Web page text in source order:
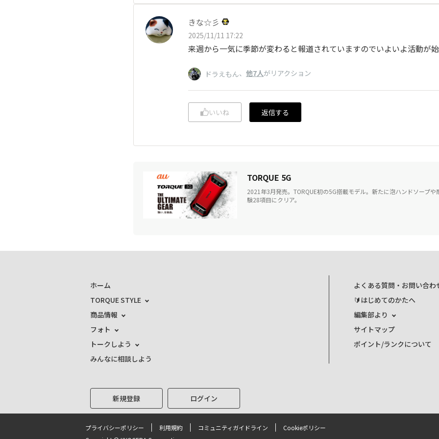
きな☆彡
2025/11/11 17:22
来週から一気に季節が変わると報道されていますのでいよいよ活動が
ドラえもん、 他7人がリアクション
いいね 返信する
TORQUE 5G
2021年3月発売。TORQUE初の5G搭載モデル。新たに泡ハンドソープ
験28項目にクリア。
ホーム
TORQUE STYLE
商品情報
フォト
トークしよう
みんなに相談しよう
よくある質問・お問い合わ
🔰はじめてのかたへ
編集部より
サイトマップ
ポイント/ランクについて
新規登録 ログイン
プライバシーポリシー 利用規約 コミュニティガイドライン
Cookieポリシー